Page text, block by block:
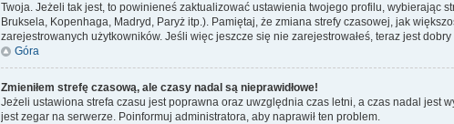
Twoja. Jeżeli tak jest, to powinieneś zaktualizować ustawienia twojego profilu, wybierając
Bruksela, Kopenhaga, Madryd, Paryż itp.). Pamiętaj, że zmiana strefy czasowej, jak
zarejestrowanych użytkowników. Jeśli więc jeszcze się nie zarejestrowałeś, teraz jest
Góra
Zmieniłem strefę czasową, ale czasy nadal są nieprawidłowe!
Jeżeli ustawiona strefa czasu jest poprawna oraz uwzględnia czas letni, a czas nadal jest
jest zegar na serwerze. Poinformuj administratora, aby naprawił ten problem.